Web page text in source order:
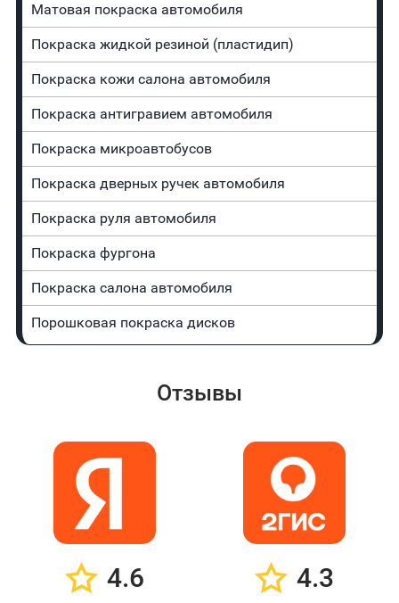
Матовая покраска автомобиля
Покраска жидкой резиной (пластидип)
Покраска кожи салона автомобиля
Покраска антигравием автомобиля
Покраска микроавтобусов
Покраска дверных ручек автомобиля
Покраска руля автомобиля
Покраска фургона
Покраска салона автомобиля
Порошковая покраска дисков
Отзывы
4.6 4.3